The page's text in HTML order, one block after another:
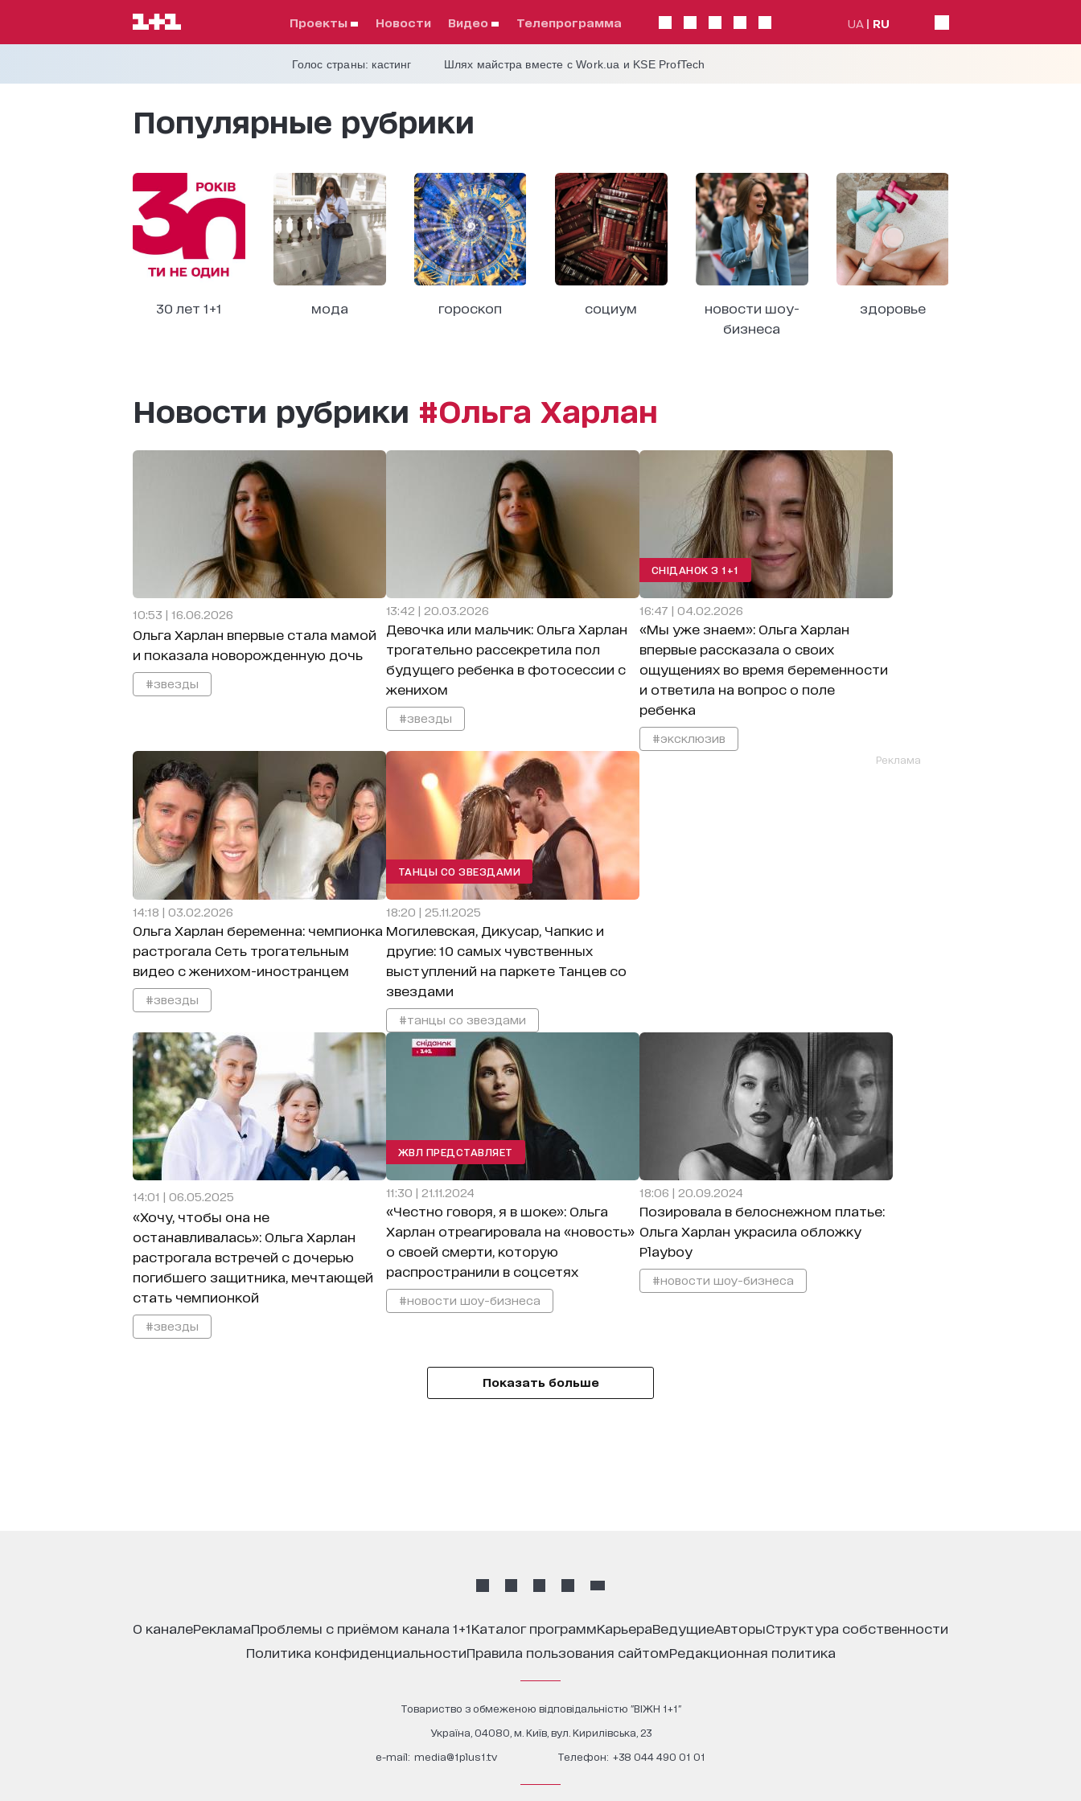
проекты Новости видео телепрограмма UA RU
Голос страны: кастинг Шлях майстра вместе с Work.ua и KSE ProfTech
Популярные рубрики
30 лет 1+1 мода гороскоп социум
новости шоу-
бизнеса
здоровье
Новости рубрики #Ольга Харлан
10:53 | 16.06.2026
Ольга Харлан впервые стала мамой
и показала новорожденную дочь
#звезды
13:42 | 20.03.2026
Девочка или мальчик: Ольга Харлан
трогательно рассекретила пол
будущего ребенка в фотосессии с
женихом
#звезды
СНІДАНОК З 1+1
16:47 | 04.02.2026
«Мы уже знаем»: Ольга Харлан
впервые рассказала о своих
ощущениях во время беременности
и ответила на вопрос о поле
ребенка
#эксклюзив
14:18 | 03.02.2026
Ольга Харлан беременна: чемпионка
растрогала Сеть трогательным
видео с женихом-иностранцем
#звезды
ТАНЦЫ СО ЗВЕЗДАМИ
18:20 | 25.11.2025
Могилевская, Дикусар, Чапкис и
другие: 10 самых чувственных
выступлений на паркете Танцев со
звездами
#танцы со звездами
Реклама
14:01 | 06.05.2025
«Хочу, чтобы она не
останавливалась»: Ольга Харлан
растрогала встречей с дочерью
погибшего защитника, мечтающей
стать чемпионкой
#звезды
ЖВЛ ПРЕДСТАВЛЯЕТ
11:30 | 21.11.2024
«Честно говоря, я в шоке»: Ольга
Харлан отреагировала на «новость»
о своей смерти, которую
распространили в соцсетях
#новости шоу-бизнеса
18:06 | 20.09.2024
Позировала в белоснежном платье:
Ольга Харлан украсила обложку
Playboy
#новости шоу-бизнеса
Показать больше
о канале реклама проблемы с приёмом канала 1+1 каталог программ карьера ведущие авторы
структура собственности
политика конфиденциальности
правила пользования сайтом редакционная политика
Товариство з обмеженою відповідальністю "ВІЖН 1+1"
Україна, 04080, м. Київ, вул. Кирилівська, 23
е-mail: media@1plus1.tv Телефон: +38 044 490 01 01